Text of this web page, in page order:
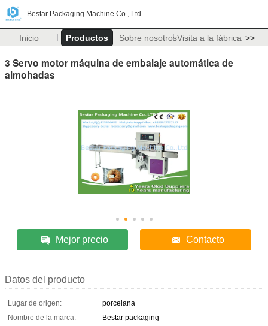
Bestar Packaging Machine Co., Ltd
Inicio Productos Sobre nosotrosVisita a la fábrica >>
3 Servo motor máquina de embalaje automática de
almohadas
Mejor precio Contacto
Datos del producto
Lugar de origen:
porcelana
Nombre de la marca:
Bestar packaging